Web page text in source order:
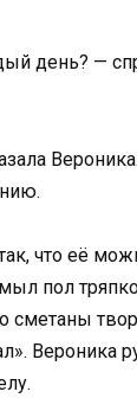
день? —
что её
пол
сметаны
Вероника